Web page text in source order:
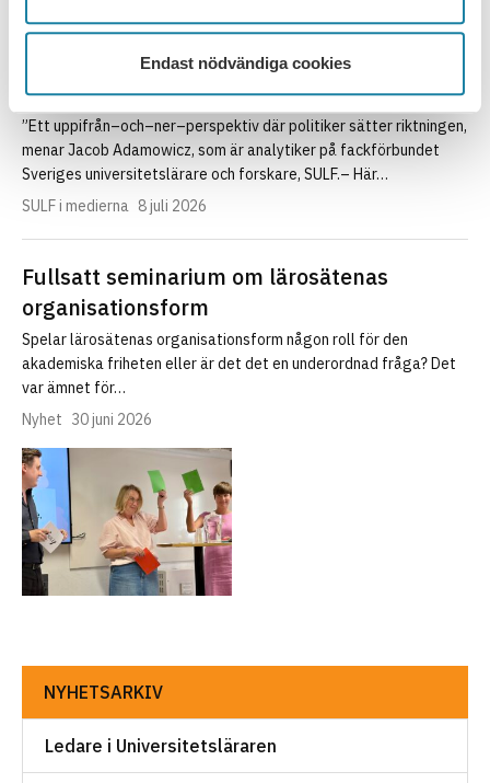
Endast nödvändiga cookies
Handelshögskolan fick mest – nu väcks
frågor om regeringens urval
”Ett uppifrån–och–ner–perspektiv där politiker sätter riktningen,
menar Jacob Adamowicz, som är analytiker på fackförbundet
Sveriges universitetslärare och forskare, SULF.– Här…
SULF i medierna 8 juli 2026
Fullsatt seminarium om lärosätenas
organisationsform
Spelar lärosätenas organisationsform någon roll för den
akademiska friheten eller är det det en underordnad fråga? Det
var ämnet för…
Nyhet 30 juni 2026
NYHETSARKIV
Ledare i Universitetsläraren